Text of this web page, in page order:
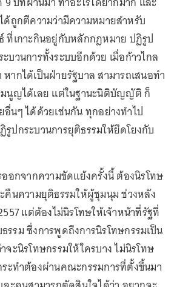
ด้ถูกตีความว่ามีความหมายสำหรับ
ที่เกาะกินอยู่กับหลักกฎหมาย ปฏิรูป
บวนการทั้งระบบอีกด้วย เมื่อก้าวไกล
ากได้เป็นฝ่ายรัฐบาล สามารถเสนอทำ
มนูญได้เลย แต่ในฐานะนิติบัญญัติ ก็
นๆ ได้ด้วยเช่นกัน ทุกอย่างทำไป
ปกระบวนการยุติธรรมให้ยึดโยงกับ
อกจากความขัดแย้งครั้งนี้ ต้องนิรโทษ
คืนความยุติธรรมให้ผู้ชุมนุม ช่วงหลัง
แต่ต้องไม่นิรโทษให้เจ้าหน้าที่รัฐที่
รรม ซึ่งการพูดถึงการนิรโทษกรรมเป็น
จะนิรโทษกรรมให้ใครบาง ไม่นิรโทษ
ระทำต้องผ่านคณะกรรมการที่ตั้งขึ้นมา